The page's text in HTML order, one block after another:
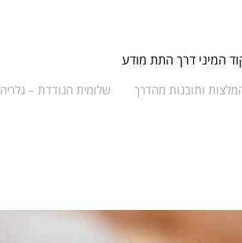
המיני דרך התת מודע
ותובנות מהדרך שלומית הנודדת – גלריה